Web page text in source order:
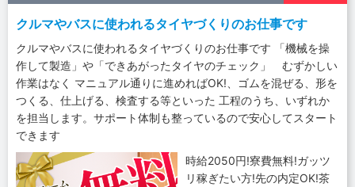
クルマやバスに使われるタイヤづくりのお仕事です
クルマやバスに使われるタイヤづくりのお仕事です 「機械を操
作して製造」や「できあがったタイヤのチェック」 むずかしい
作業はなく マニュアル通りに進めればOK!、ゴムを混ぜる、形を
つくる、仕上げる、検査する等といった 工程のうち、いずれか
を担当します。サポート体制も整っているので安心してスタート
できます
時給2050円!寮費無料!ガッツ
リ稼ぎたい方!先の内定OK!茶